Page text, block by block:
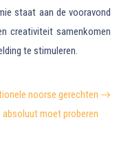
staat aan de vooravond
creativiteit samenkomen
te stimuleren.
noorse gerechten
absoluut moet proberen